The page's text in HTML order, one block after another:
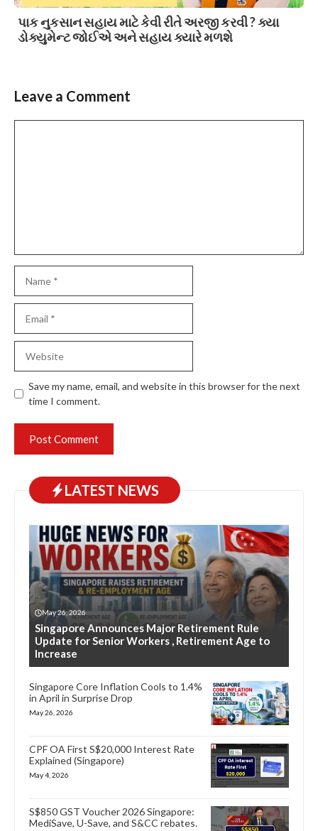
પાક નુકસાન સહાય માટે કેવી રીતે અરજી કરવી ? ક્યા
ડોક્યુમેન્ટ જોઈએ અને સહાય ક્યારે મળશે
Leave a Comment
Save my name, email, and website in this browser for the next
time I comment.
LATEST NEWS
May 26, 2026
Singapore Announces Major Retirement Rule
Update for Senior Workers , Retirement Age to
Increase
Singapore Core Inflation Cools to 1.4%
in April in Surprise Drop
May 26, 2026
CPF OA First S$20,000 Interest Rate
Explained (Singapore)
May 4, 2026
S$850 GST Voucher 2026 Singapore:
MediSave, U-Save, and S&CC rebates.